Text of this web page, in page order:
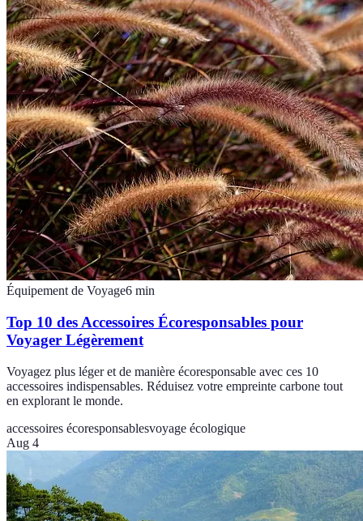
Équipement de Voyage6 min
Top 10 des Accessoires Écoresponsables pour
Voyager Légèrement
Voyagez plus léger et de manière écoresponsable avec ces 10
accessoires indispensables. Réduisez votre empreinte carbone tout
en explorant le monde.
accessoires écoresponsablesvoyage écologique
Aug 4